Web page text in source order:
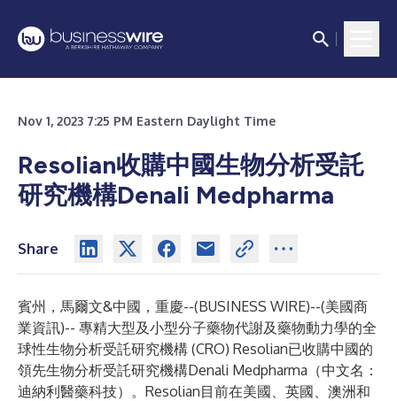
Nov 1, 2023 7:25 PM Eastern Daylight Time
Resolian收購中國生物分析受託
研究機構Denali Medpharma
Share
賓州，馬爾文&中國，重慶--(BUSINESS WIRE)--(美國商
業資訊)-- 專精大型及小型分子藥物代謝及藥物動力學的全
球性生物分析受託研究機構 (CRO) Resolian已收購中國的
領先生物分析受託研究機構Denali Medpharma（中文名：
迪納利醫藥科技）。Resolian目前在美國、英國、 澳洲和